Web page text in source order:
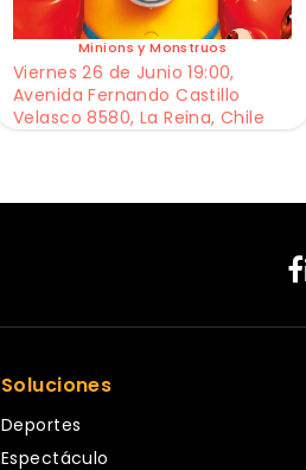
Minions y Monstruos
Viernes 26 de Junio 19:00,
Avenida Fernando Castillo
Velasco 8580, La Reina, Chile
Soluciones
Deportes
Espectáculo